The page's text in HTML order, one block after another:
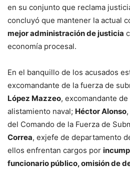
en su conjunto que reclama
concluyó que mantener la actual
mejor administración de justicia
economía procesal.
En el banquillo de los acusados
excomandante de la fuerza de
López Mazzeo, excomandante
alistamiento naval; Héctor Alonso
del Comando de la Fuerza de
Correa, exjefe de departamento
ellos enfrentan cargos por
funcionario público, omisión de